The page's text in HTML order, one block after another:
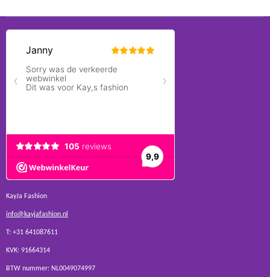
KayJa Fashion
info@kayjafashion.nl
T: +31 641087611
KVK: 91664314
BTW nummer: NL0049074997